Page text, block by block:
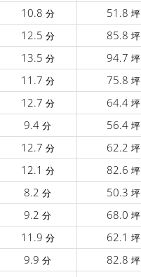
10.8 分 51.8 坪
12.5 分 85.8 坪
13.5 分 94.7 坪
11.7 分 75.8 坪
12.7 分 64.4 坪
9.4 分 56.4 坪
12.7 分 62.2 坪
12.1 分 82.6 坪
8.2 分 50.3 坪
9.2 分 68.0 坪
11.9 分 62.1 坪
9.9 分 82.8 坪